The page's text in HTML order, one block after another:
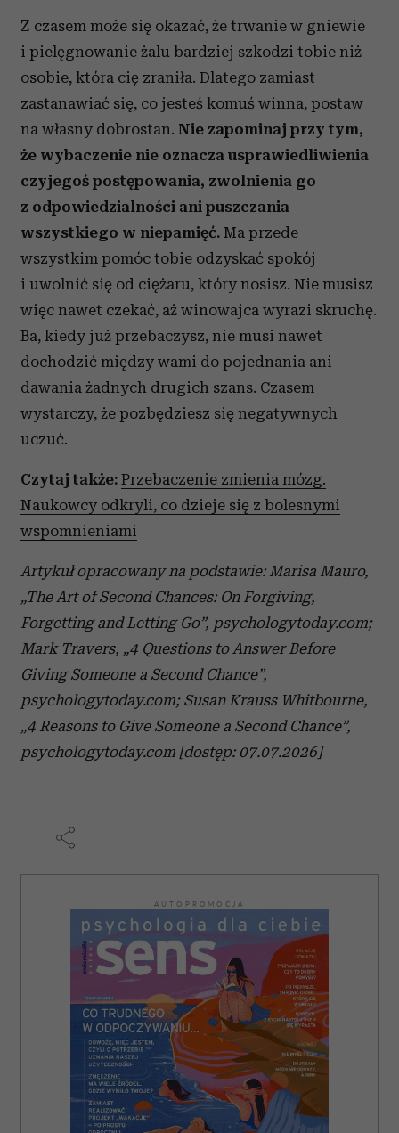
Z czasem może się okazać, że trwanie w gniewie
i pielęgnowanie żalu bardziej szkodzi tobie niż
osobie, która cię zraniła. Dlatego zamiast
zastanawiać się, co jesteś komuś winna, postaw
na własny dobrostan. Nie zapominaj przy tym,
że wybaczenie nie oznacza usprawiedliwienia
czyjegoś postępowania, zwolnienia go
z odpowiedzialności ani puszczania
wszystkiego w niepamięć. Ma przede
wszystkim pomóc tobie odzyskać spokój
i uwolnić się od ciężaru, który nosisz. Nie musisz
więc nawet czekać, aż winowajca wyrazi skruchę.
Ba, kiedy już przebaczysz, nie musi nawet
dochodzić między wami do pojednania ani
dawania żadnych drugich szans. Czasem
wystarczy, że pozbędziesz się negatywnych
uczuć.
Czytaj także: Przebaczenie zmienia mózg.
Naukowcy odkryli, co dzieje się z bolesnymi
wspomnieniami
Artykuł opracowany na podstawie: Marisa Mauro,
„The Art of Second Chances: On Forgiving,
Forgetting and Letting Go”, psychologytoday.com;
Mark Travers, „4 Questions to Answer Before
Giving Someone a Second Chance”,
psychologytoday.com; Susan Krauss Whitbourne,
„4 Reasons to Give Someone a Second Chance”,
psychologytoday.com [dostęp: 07.07.2026]
AUTOPROMOCJA